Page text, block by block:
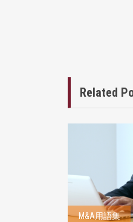
Related
M&A用語集